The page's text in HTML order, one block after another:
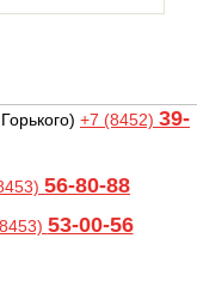
+7 (8452) 39-
56-80-88
53-00-56